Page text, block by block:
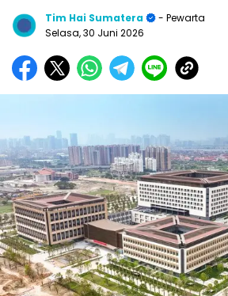
Tim Hai Sumatera
- Pewarta
Selasa, 30 Juni 2026